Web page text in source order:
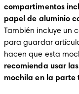
compartimentos
También incluye un
para guardar
hacen que esta
recomienda usar
mochila en la parte